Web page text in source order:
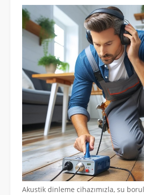
Akustik dinleme cihazımızla, su